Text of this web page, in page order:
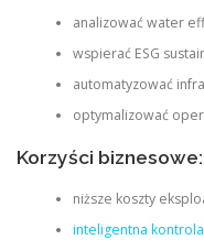
analizować water
wspierać ESG
automatyzować
optymalizować
Korzyści biznesowe:
niższe koszty
inteligentna kontrola